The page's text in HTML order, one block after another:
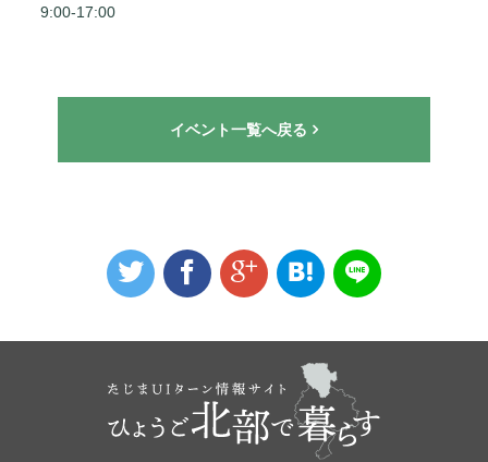
9:00-17:00
イベント一覧へ戻る